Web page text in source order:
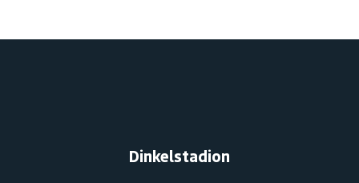
Dinkelstadion